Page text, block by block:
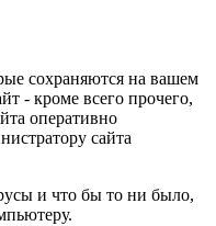
сохраняются на вашем
- кроме всего прочего,
оперативно
сайта
и что бы то ни было,